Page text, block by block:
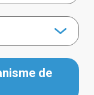
de